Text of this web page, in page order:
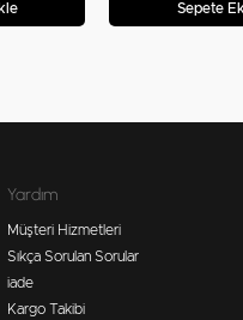
Sepete
Yardım
Müşteri Hizmetleri
Sıkça Sorulan Sorular
iade
Kargo Takibi